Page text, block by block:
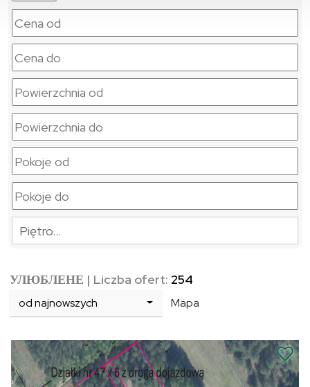
Piętro…
УЛЮБЛЕНЕ | Liczba ofert: 254
od najnowszych Mapa